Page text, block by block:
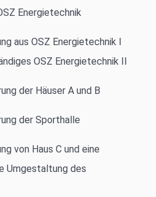
Energietechnik
aus OSZ Energietechnik I
OSZ Energietechnik II
der Häuser A und B
der Sporthalle
von Haus C und eine
Umgestaltung des